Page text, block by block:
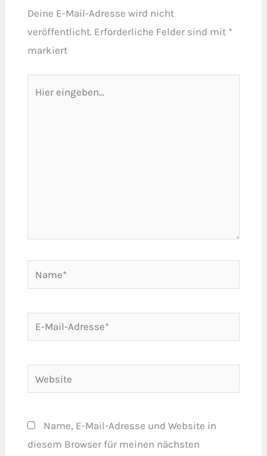
Deine E-Mail-Adresse wird nicht
veröffentlicht. Erforderliche Felder sind mit *
markiert
eingeben…
Name*
E-
Mail-
Website
Name, E-Mail-Adresse und Website in
diesem Browser für meinen nächsten